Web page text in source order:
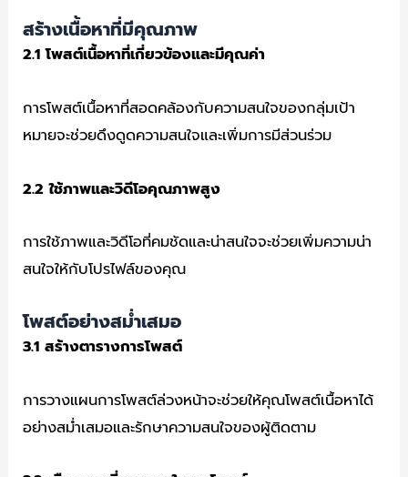
สร้างเนื้อหาที่มีคุณภาพ
2.1โพสต์เนื้อหาที่เกี่ยวข้องและมีคุณค่า
การโพสต์เนื้อหาที่สอดคล้องกับความสนใจของกลุ่มเป้า
หมายจะช่วยดึงดูดความสนใจและเพิ่มการมีส่วนร่วม
2.2ใช้ภาพและวิดีโอคุณภาพสูง
การใช้ภาพและวิดีโอที่คมชัดและน่าสนใจจะช่วยเพิ่มความน่า
สนใจให้กับโปรไฟล์ของคุณ
โพสต์อย่างสม่ำเสมอ
3.1สร้างตารางการโพสต์
การวางแผนการโพสต์ล่วงหน้าจะช่วยให้คุณโพสต์เนื้อหาได้
อย่างสม่ำเสมอและรักษาความสนใจของผู้ติดตาม